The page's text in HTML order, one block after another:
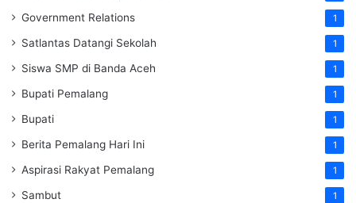
Government Relations 1
Satlantas Datangi Sekolah 1
Siswa SMP di Banda Aceh 1
Bupati Pemalang 1
Bupati 1
Berita Pemalang Hari Ini 1
Aspirasi Rakyat Pemalang 1
Sambut 1